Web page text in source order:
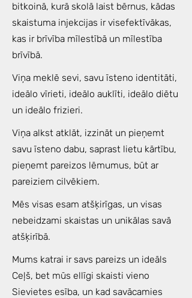
bitkoinā, kurā skolā laist bērnus, kādas
skaistuma injekcijas ir visefektīvākas,
kas ir brīvība mīlestībā un mīlestība
brīvībā.
Viņa meklē sevi, savu īsteno identitāti,
ideālo vīrieti, ideālo auklīti, ideālo diētu
un ideālo frizieri.
Viņa alkst atklāt, izzināt un pieņemt
savu īsteno dabu, saprast lietu kārtību,
pieņemt pareizos lēmumus, būt ar
pareiziem cilvēkiem.
Mēs visas esam atšķirīgas, un visas
nebeidzami skaistas un unikālas savā
atšķirībā.
Mums katrai ir savs pareizs un ideāls
Ceļš, bet mūs ellīgi skaisti vieno
Sievietes esība, un kad savācamies